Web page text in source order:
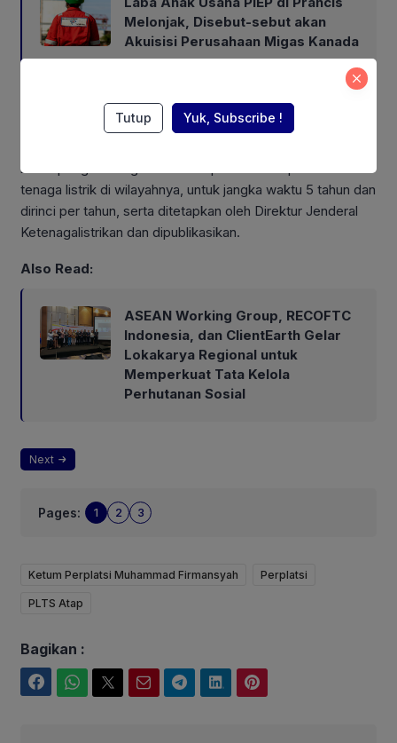
Melonjak, Disebut-sebut akan
Akuisisi Perusahaan Migas Kanada
Firmansyah juga mengkritik soal mekanisme permohonan
dan kuota pengembangan PLTS atap. Disebutkan bahwa
kuota pengembangan PLTS atap untuk setiap sistem
tenaga listrik di wilayahnya, untuk jangka waktu 5 tahun dan
dirinci per tahun, serta ditetapkan oleh Direktur Jenderal
Ketenagalistrikan dan dipublikasikan.
Also Read:
ASEAN Working Group, RECOFTC
Indonesia, dan ClientEarth Gelar
Lokakarya Regional untuk
Memperkuat Tata Kelola
Perhutanan Sosial
Next
Pages: 1 2 3
Ketum Perplatsi Muhammad Firmansyah Perplatsi
PLTS Atap
Bagikan :
Tutup Yuk, Subscribe !